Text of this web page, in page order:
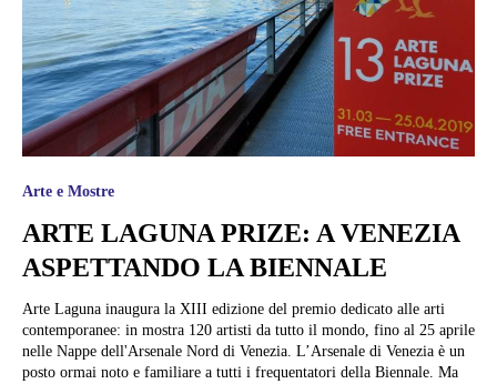
Arte e Mostre
ARTE LAGUNA PRIZE: A VENEZIA
ASPETTANDO LA BIENNALE
Arte Laguna inaugura la XIII edizione del premio dedicato alle arti
contemporanee: in mostra 120 artisti da tutto il mondo, fino al 25 aprile
nelle Nappe dell'Arsenale Nord di Venezia. L’Arsenale di Venezia è un
posto ormai noto e familiare a tutti i frequentatori della Biennale. Ma